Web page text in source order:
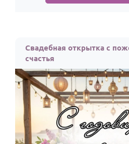
Свадебная открытка с
счастья